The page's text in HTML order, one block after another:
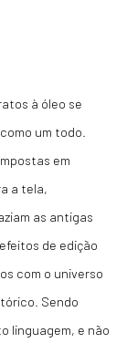
à óleo se
um todo.
em
a tela,
as antigas
de edição
com o universo
Sendo
linguagem, e não